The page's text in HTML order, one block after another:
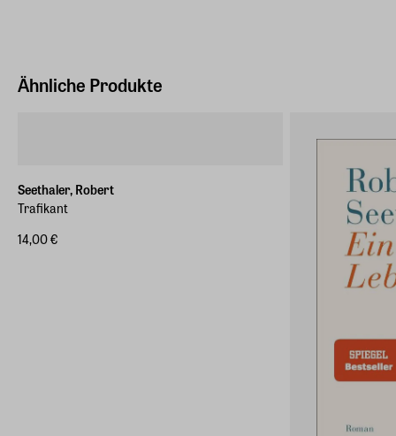
Deutschland (EU)
Ähnliche Produkte
Seethaler, Robert
Trafikant
14,00 €